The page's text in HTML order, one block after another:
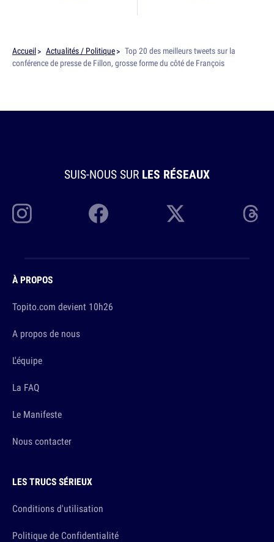
Accueil Actualités / Politique
Top 20 des meilleurs tweets sur la
conférence de presse de Fillon, grosse forme du côté de François
SUIS-NOUS SUR LES RÉSEAUX
À PROPOS
Topito.com devient 10h26
A propos de nous
L'équipe
La FAQ
Le Manifeste
Nous contacter
LES TRUCS SÉRIEUX
Conditions d'utilisation
Politique de Confidentialité